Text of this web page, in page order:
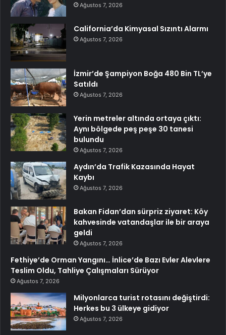
Ağustos 7, 2026
California’da Kimyasal Sızıntı Alarmı
Ağustos 7, 2026
İzmir’de Şampiyon Boğa 480 Bin TL’ye
Satıldı
Ağustos 7, 2026
Yerin metreler altında ortaya çıktı:
Aynı bölgede peş peşe 30 tanesi
bulundu
Ağustos 7, 2026
Aydın’da Trafik Kazasında Hayat
Kaybı
Ağustos 7, 2026
Bakan Fidan’dan sürpriz ziyaret: Köy
kahvesinde vatandaşlar ile bir araya
geldi
Ağustos 7, 2026
Fethiye’de Orman Yangını… İnlice’de Bazı Evler Alevlere
Teslim Oldu, Tahliye Çalışmaları Sürüyor
Ağustos 7, 2026
Milyonlarca turist rotasını değiştirdi:
Herkes bu 3 ülkeye gidiyor
Ağustos 7, 2026